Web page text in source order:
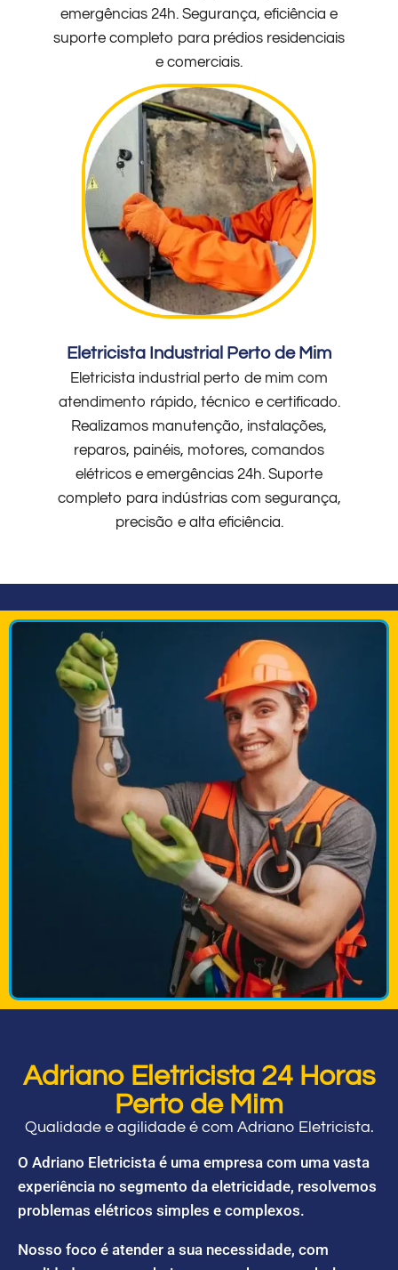
emergências 24h. Segurança, eficiência e
suporte completo para prédios residenciais
e comerciais.
Eletricista Industrial Perto de Mim
Eletricista industrial perto de mim com
atendimento rápido, técnico e certificado.
Realizamos manutenção, instalações,
reparos, painéis, motores, comandos
elétricos e emergências 24h. Suporte
completo para indústrias com segurança,
precisão e alta eficiência.
Adriano Eletricista 24 Horas
Perto de Mim
Qualidade e agilidade é com Adriano Eletricista.
O Adriano Eletricista é uma empresa com uma vasta
experiência no segmento da eletricidade, resolvemos
problemas elétricos simples e complexos.
Nosso foco é atender a sua necessidade, com